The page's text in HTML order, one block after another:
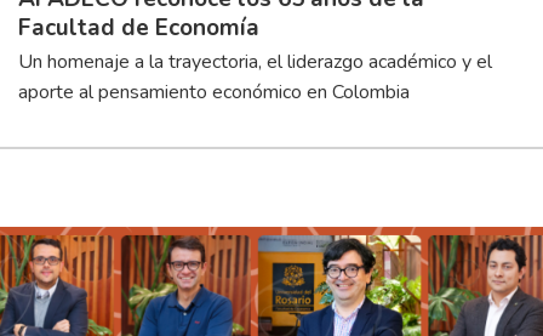
Facultad de Economía
Un homenaje a la trayectoria, el liderazgo académico y el
aporte al pensamiento económico en Colombia